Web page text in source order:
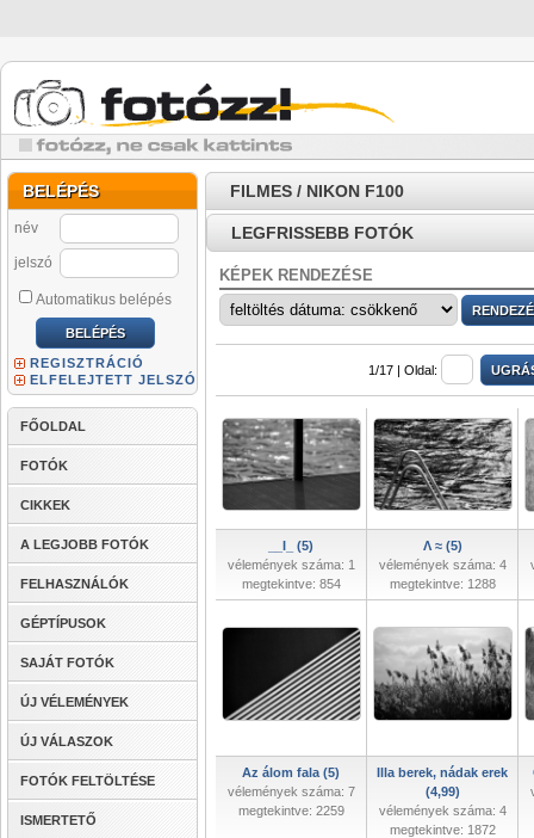
BELÉPÉS
név
jelszó
Automatikus belépés
REGISZTRÁCIÓ
ELFELEJTETT JELSZÓ
FŐOLDAL
FOTÓK
CIKKEK
A LEGJOBB FOTÓK
FELHASZNÁLÓK
GÉPTÍPUSOK
SAJÁT FOTÓK
ÚJ VÉLEMÉNYEK
ÚJ VÁLASZOK
FOTÓK FELTÖLTÉSE
ISMERTETŐ
FILMES / NIKON F100
LEGFRISSEBB FOTÓK
KÉPEK RENDEZÉSE
1/17 | Oldal:
__I_ (5)
vélemények száma: 1
megtekintve: 854
Λ ≈ (5)
vélemények száma: 4
megtekintve: 1288
Az álom fala (5)
vélemények száma: 7
megtekintve: 2259
Illa berek, nádak erek
(4,99)
vélemények száma: 4
megtekintve: 1872